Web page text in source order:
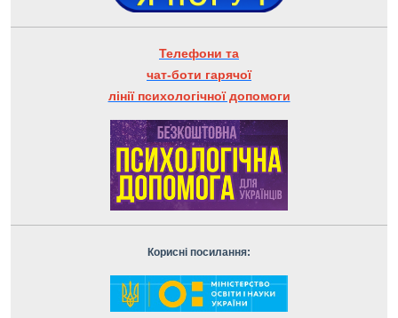
Телефони та
чат-боти гарячої
лінії психологічної допомоги
Корисні посилання: